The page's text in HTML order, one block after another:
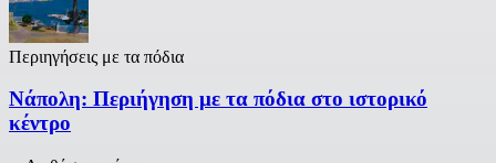
Περιηγήσεις με τα πόδια
Νάπολη: Περιήγηση με τα πόδια στο ιστορικό
κέντρο